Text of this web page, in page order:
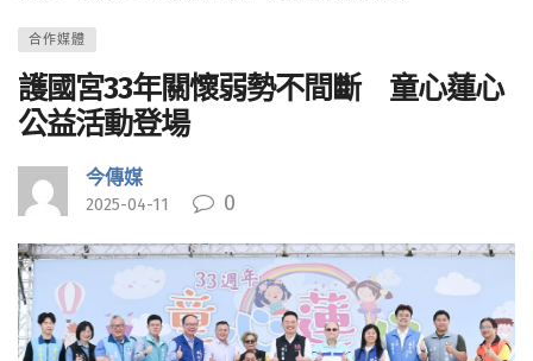
合作媒體
護國宮33年關懷弱勢不間斷 童心蓮心
公益活動登場
今傳媒
2025-04-11 0